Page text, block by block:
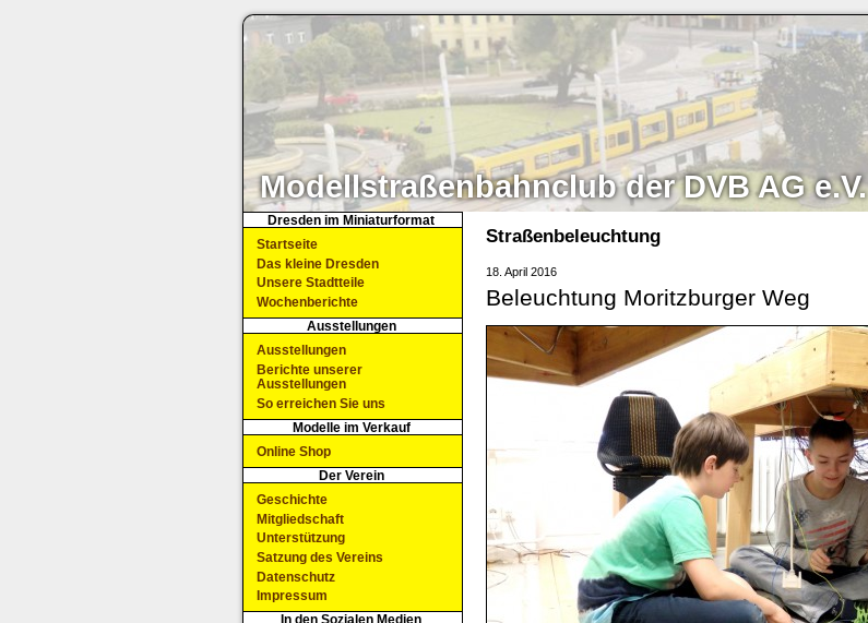
Modellstraßenbahnclub der DVB AG e.V.
Straßenbeleuchtung
18. April 2016
Beleuchtung Moritzburger Weg
Dresden im Miniaturformat
Startseite
Das kleine Dresden
Unsere Stadtteile
Wochenberichte
Ausstellungen
Ausstellungen
Berichte unserer
Ausstellungen
So erreichen Sie uns
Modelle im Verkauf
Online Shop
Der Verein
Geschichte
Mitgliedschaft
Unterstützung
Satzung des Vereins
Datenschutz
Impressum
In den Sozialen Medien